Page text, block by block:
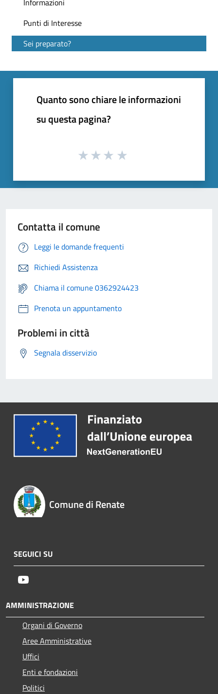
Informazioni
Punti di Interesse
Sei preparato?
Quanto sono chiare le informazioni
su questa pagina?
Contatta il comune
Leggi le domande frequenti
Richiedi Assistenza
Chiama il comune 0362924423
Prenota un appuntamento
Problemi in città
Segnala disservizio
Comune di Renate
SEGUICI SU
AMMINISTRAZIONE
Organi di Governo
Aree Amministrative
Uffici
Enti e fondazioni
Politici